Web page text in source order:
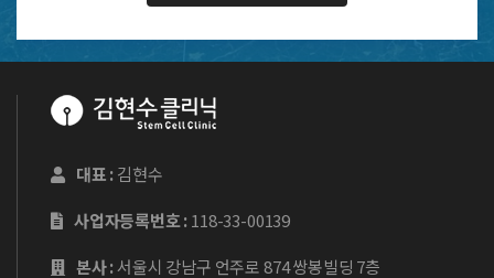
대표 :김현수
사업자등록번호 :118-33-00139
본사 :서울시 강남구 언주로 874 쌍봉빌딩 7층